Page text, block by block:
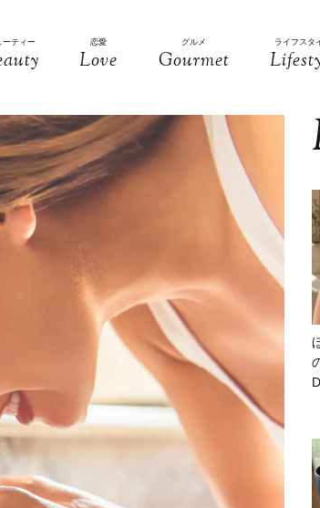
ーティー 恋愛
Love
グルメ
Gourmet
ライフスタ